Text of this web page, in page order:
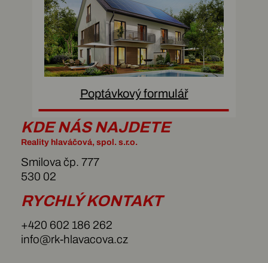
Poptávkový formulář
KDE NÁS NAJDETE
Reality hlaváčová, spol. s.r.o.
Smilova čp. 777
530 02
RYCHLÝ KONTAKT
+420 602 186 262
info@rk-hlavacova.cz